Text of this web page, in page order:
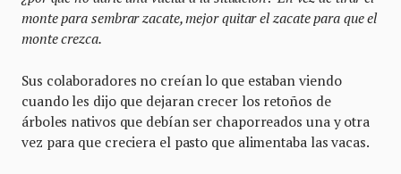
monte para sembrar zacate, mejor quitar el zacate para que el
monte crezca.
Sus colaboradores no creían lo que estaban viendo
cuando les dijo que dejaran crecer los retoños de
árboles nativos que debían ser chaporreados una y otra
vez para que creciera el pasto que alimentaba las vacas.